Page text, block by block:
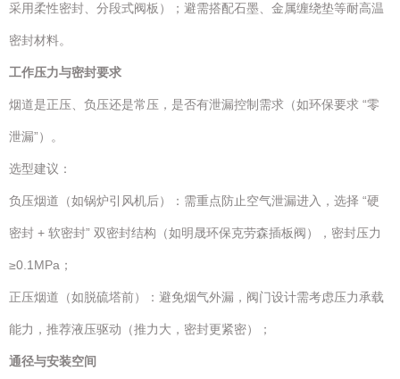
采用柔性密封、分段式阀板）；避需搭配石墨、金属缠绕垫等耐高温
密封材料。
工作压力与密封要求
烟道是正压、负压还是常压，是否有泄漏控制需求（如环保要求 “零
泄漏”）。
选型建议：
负压烟道（如锅炉引风机后）：需重点防止空气泄漏进入，选择 “硬
密封 + 软密封” 双密封结构（如明晟环保克劳森插板阀），密封压力
≥0.1MPa；
正压烟道（如脱硫塔前）：避免烟气外漏，阀门设计需考虑压力承载
能力，推荐液压驱动（推力大，密封更紧密）；
通径与安装空间